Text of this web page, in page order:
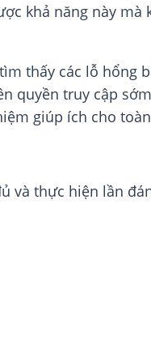
khả năng này mà
thấy các lỗ hổng
quyền truy cập
giúp ích cho
và thực hiện lần